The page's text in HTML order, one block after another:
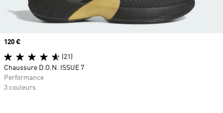
Prix
120 €
(21)
Chaussure D.O.N. ISSUE 7
Performance
3 couleurs